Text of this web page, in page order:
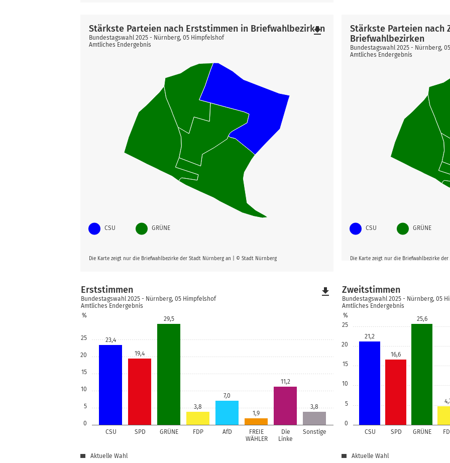
Die Karte zeigt nur die Briefwahlbezirke der Stadt Nürnberg an | © Stadt Nürnberg
Stärkste Parteien nach Erststimmen in Briefwahlbezirken
Bundestagswahl 2025 - Nürnberg, 05 Himpfelshof
Amtliches Endergebnis
CSU GRÜNE
file_download
Die Karte zeigt nur die Briefwahlbezirke
Stärkste Parteien nach
Briefwahlbezirken
Bundestagswahl 2025 - Nürnberg,
Amtliches Endergebnis
CSU GRÜNE
0
5
10
15
20
25
%
CSU SPD GRÜNE FDP AfD
FREIE
WÄHLER
Die
Linke
Sonstige
23,4
19,4
29,5
3,8
7,0
1,9
11,2
3,8
Erststimmen
Bundestagswahl 2025 - Nürnberg, 05 Himpfelshof
Amtliches Endergebnis
Aktuelle Wahl
file_download
0
5
10
15
20
25
%
CSU SPD GRÜNE
21,2
16,6
25,6
Zweitstimmen
Bundestagswahl 2025 - Nürnberg, 05
Amtliches Endergebnis
Aktuelle Wahl